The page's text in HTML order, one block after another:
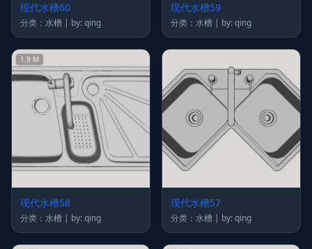
现代水槽60
分类：水槽 | by: qing
现代水槽59
分类：水槽 | by: qing
1.9 M
现代水槽58
分类：水槽 | by: qing
现代水槽57
分类：水槽 | by: qing